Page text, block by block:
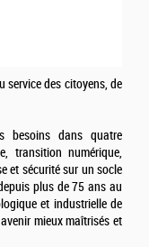
service des citoyens, de
besoins dans quatre
transition numérique,
et sécurité sur un socle
plus de 75 ans au
et industrielle de
mieux maîtrisés et